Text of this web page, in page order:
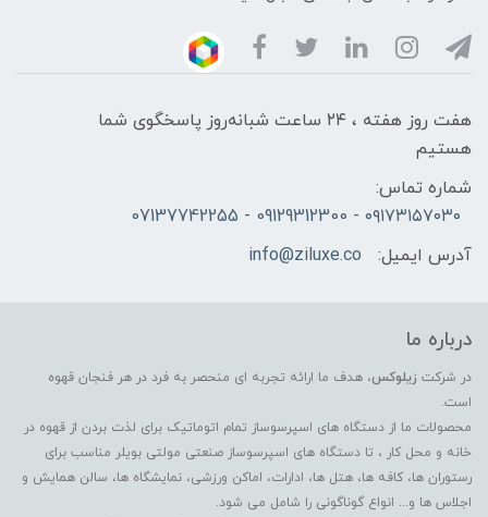
هفت روز هفته ، ۲۴ ساعت شبانه‌روز پاسخگوی شما
هستیم
شماره تماس:
۰۹۱۷۳۱۵۷۰۳۰ - 09129312300 - 07137742255
آدرس ایمیل:
info@ziluxe.co
درباره ما
در شرکت زیلوکس، هدف ما ارائه تجربه ای منحصر به فرد در هر فنجان قهوه
است.
محصولات ما از دستگاه های اسپرسوساز تمام اتوماتیک برای لذت بردن از قهوه در
خانه و محل کار ، تا دستگاه های اسپرسوساز صنعتی مولتی بویلر مناسب برای
رستوران ها، کافه ها، هتل ها، ادارات، اماکن ورزشی، نمایشگاه ها، سالن همایش و
اجلاس ها و... انواع گوناگونی را شامل می شود.